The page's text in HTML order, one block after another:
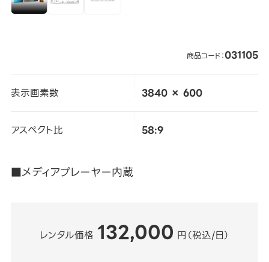
商品コード：031105
表示画素数 3840 × 600
アスペクト比 58:9
■メディアプレーヤー内蔵
レンタル価格 132,000 円（税込/日）